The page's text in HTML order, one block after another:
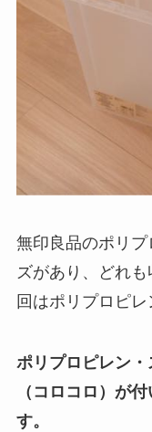
無印良品のポリ
ズがあり、どれ
回はポリプロピレ
ポリプロピレン
（コロコロ）が
す。